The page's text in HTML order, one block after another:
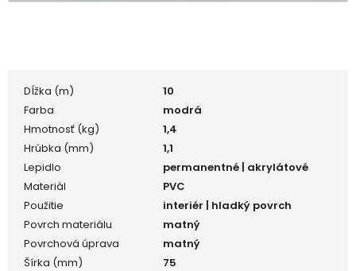
Dĺžka (m)
10
Farba
modrá
Hmotnosť (kg)
1,4
Hrúbka (mm)
1,1
Lepidlo
permanentné | akrylátové
Materiál
PVC
Použitie
interiér | hladký povrch
Povrch materiálu
matný
Povrchová úprava
matný
Šírka (mm)
75